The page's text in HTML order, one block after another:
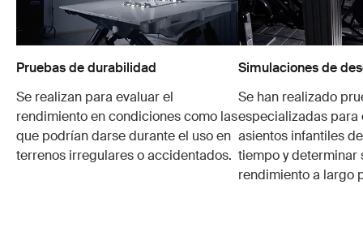
Pruebas de durabilidad
Se realizan para evaluar el
rendimiento en condiciones como las
que podrían darse durante el uso en
terrenos irregulares o accidentados.
Simulaciones de
Se han realizado
especializadas para
asientos infantiles
tiempo y determinar
rendimiento a largo